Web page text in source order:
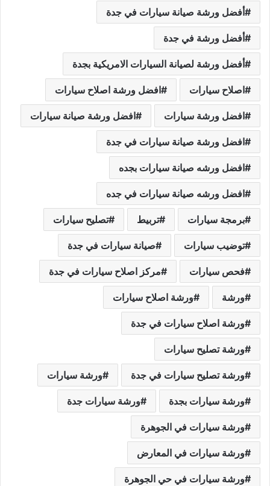
أفضل ورشة صيانة سيارات في جدة
أفضل ورشة في جدة
أفضل ورشة لصيانة السيارات الامريكية بجدة
اصلاح سيارات افضل ورشة اصلاح سيارات
افضل ورشة سيارات افضل ورشة صيانة سيارات
افضل ورشة صيانة سيارات في جدة
افضل ورشه صيانة سيارات بجده
افضل ورشه صيانة سيارات في جده
برمجة سيارات تربيط تصليح سيارات
توضيب سيارات صيانة سيارات في جدة
فحص سيارات مركز اصلاح سيارات في جدة
ورشة ورشة اصلاح سيارات
ورشة اصلاح سيارات في جدة
ورشة تصليح سيارات
ورشة تصليح سيارات في جدة ورشة سيارات
ورشة سيارات بجدة ورشة سيارات جدة
ورشة سيارات في الجوهرة
ورشة سيارات في المعارض
ورشة سيارات في حي الجوهرة